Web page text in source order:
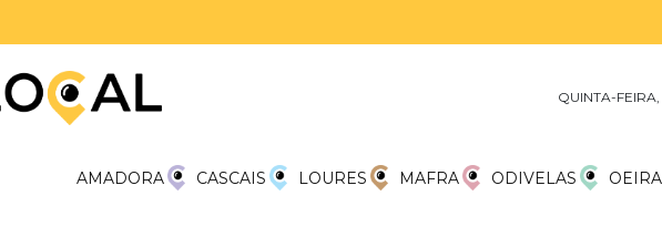
QUINTA-
AMADORA CASCAIS LOURES MAFRA ODIVELAS